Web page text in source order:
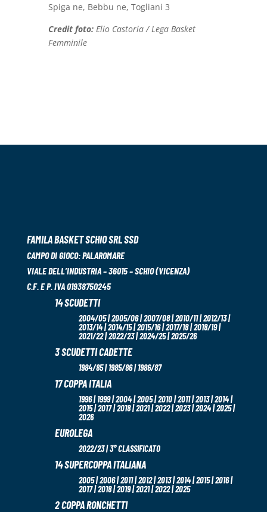
Spiga ne, Bebbu ne, Togliani 3
Credit foto:Elio Castoria / Lega Basket
Femminile
FAMILA BASKET SCHIO SRL SSD
CAMPO DI GIOCO:PALAROMARE
VIALE DELL’INDUSTRIA – 36015 – SCHIO (VICENZA)
C.F. E P. IVA 01938750245
14 SCUDETTI
2004/05 | 2005/06 | 2007/08 | 2010/11 | 2012/13 |
2013/14 | 2014/15 | 2015/16 | 2017/18 | 2018/19 |
2021/22 | 2022/23 | 2024/25 | 2025/26
3 SCUDETTI CADETTE
1984/85 | 1985/86 | 1986/87
17 COPPA ITALIA
1996 | 1999 | 2004 | 2005 | 2010 | 2011 | 2013 | 2014 |
2015 | 2017 | 2018 | 2021 | 2022 | 2023 | 2024 | 2025 |
2026
EUROLEGA
2022/23 | 3° CLASSIFICATO
14 SUPERCOPPA ITALIANA
2005 | 2006 | 2011 | 2012 | 2013 | 2014 | 2015 | 2016 |
2017 | 2018 | 2019 | 2021 | 2022 | 2025
2 COPPA RONCHETTI